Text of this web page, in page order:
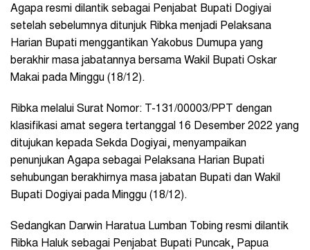
Agapa resmi dilantik sebagai Penjabat Bupati Dogiyai
setelah sebelumnya ditunjuk Ribka menjadi Pelaksana
Harian Bupati menggantikan Yakobus Dumupa yang
berakhir masa jabatannya bersama Wakil Bupati Oskar
Makai pada Minggu (18/12).
Ribka melalui Surat Nomor: T-131/00003/PPT dengan
klasifikasi amat segera tertanggal 16 Desember 2022 yang
ditujukan kepada Sekda Dogiyai, menyampaikan
penunjukan Agapa sebagai Pelaksana Harian Bupati
sehubungan berakhirnya masa jabatan Bupati dan Wakil
Bupati Dogiyai pada Minggu (18/12).
Sedangkan Darwin Haratua Lumban Tobing resmi dilantik
Ribka Haluk sebagai Penjabat Bupati Puncak, Papua